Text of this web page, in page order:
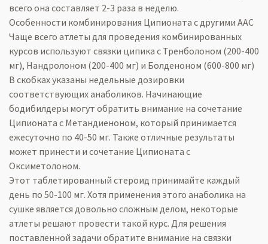
всего она составляет 2-3 раза в неделю.
Особенности комбинирования Ципионата с другими ААС
Чаще всего атлеты для проведения комбинированных
курсов используют связки ципика с Тренболоном (200-400
мг), Нандролоном (200-400 мг) и Болденоном (600-800 мг)
В скобках указаны недельные дозировки
соответствующих анаболиков. Начинающие
бодибилдеры могут обратить внимание на сочетание
Ципионата с Метандиеноном, который принимается
ежесуточно по 40-50 мг. Также отличные результаты
может принести и сочетание Ципионата с
Оксиметолоном.
Этот таблетированный стероид принимайте каждый
день по 50-100 мг. Хотя применения этого анаболика на
сушке является довольно сложным делом, некоторые
атлеты решают провести такой курс. Для решения
поставленной задачи обратите внимание на связки